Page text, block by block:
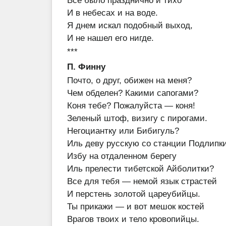
И в небесах и на воде.
Я днем искал подобный выход,
И не нашел его нигде.
***
П. Финну
Почто, о друг, обижен на меня?
Чем обделен? Какими сапогами?
Коня тебе? Пожалуйста — коня!
Зеленый штоф, визигу с пирогами.
Негоциантку или Бибигуль?
Иль деву русскую со станции
Избу на отдаленном берегу
Иль прелести тибетской Айболитки?
Все для тебя — немой язык страстей
И перстень золотой цареубийцы.
Ты прикажи — и вот мешок костей
Врагов твоих и тело кровопийцы.